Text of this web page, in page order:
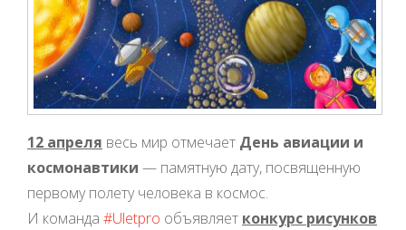
12 апреля весь мир отмечает День авиации и
космонавтики — памятную дату, посвященную
первому полету человека в космос.
И команда #Uletpro объявляет конкурс рисунков